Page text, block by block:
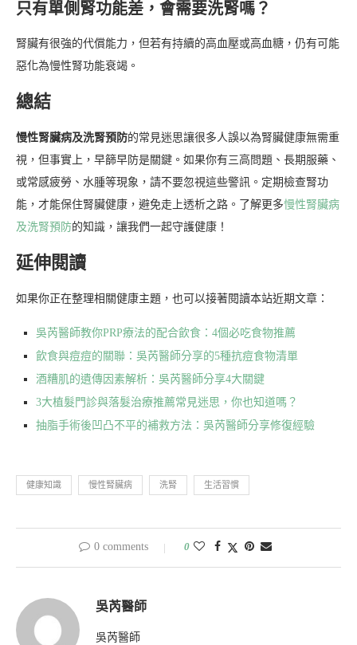
只有單側腎功能差，會需要洗腎嗎？
腎臟有很強的代償能力，但若有持續的高血壓或高血糖，仍有可能
惡化為慢性腎功能衰竭。
總結
慢性腎臟病及洗腎預防的常見迷思讓很多人誤以為腎臟健康無需重
視，但事實上，早篩早防是關鍵。如果你有三高問題、長期服藥、
或常感疲勞、水腫等現象，請不要忽視這些警訊。定期檢查腎功
能，才能保住腎臟健康，避免走上透析之路。了解更多慢性腎臟病
及洗腎預防的知識，讓我們一起守護健康！
延伸閱讀
如果你正在整理相關健康主題，也可以接著閱讀本站近期文章：
吳芮醫師教你PRP療法的配合飲食：4個必吃食物推薦
飲食與痘痘的關聯：吳芮醫師分享的5種抗痘食物清單
酒糟肌的遺傳因素解析：吳芮醫師分享4大關鍵
3大植髮門診與落髮治療推薦常見迷思，你也知道嗎？
抽脂手術後凹凸不平的補救方法：吳芮醫師分享修復經驗
健康知識 慢性腎臟病 洗腎 生活習慣
0 comments 0
吳芮醫師
吳芮醫師